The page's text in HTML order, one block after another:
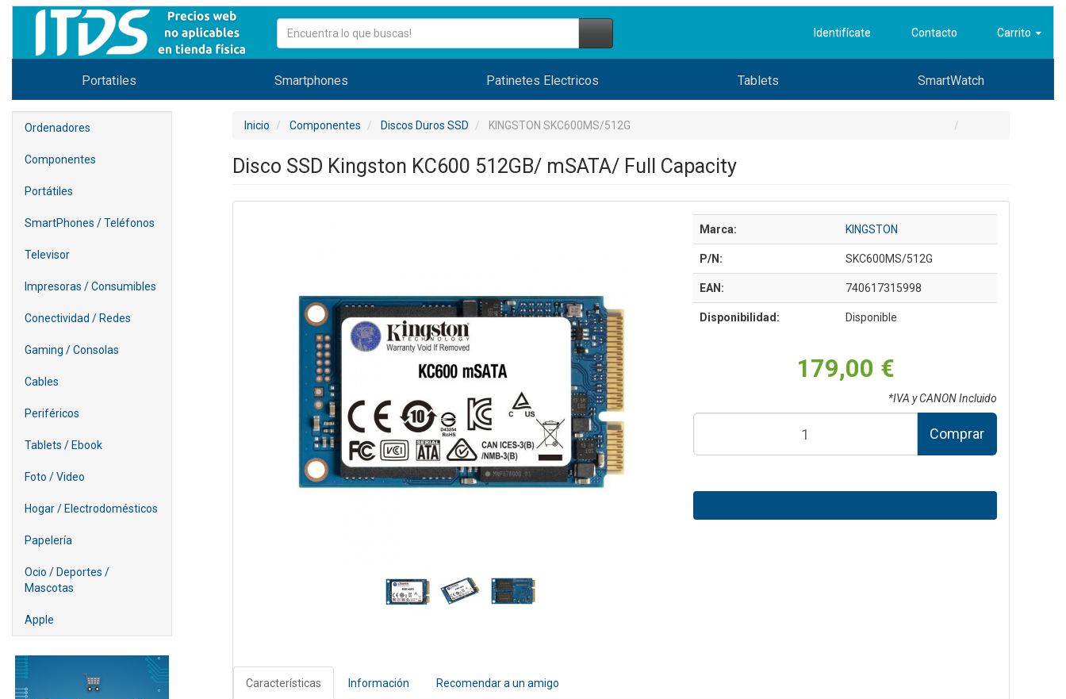
Identifícate Contacto Carrito
Portatiles Smartphones Patinetes Electricos Tablets SmartWatch
Ordenadores
Componentes
Portátiles
SmartPhones / Teléfonos
Televisor
Impresoras / Consumibles
Conectividad / Redes
Gaming / Consolas
Cables
Periféricos
Tablets / Ebook
Foto / Video
Hogar / Electrodomésticos
Papelería
Ocio / Deportes /
Mascotas
Apple
Inicio Componentes Discos Duros SSD KINGSTON SKC600MS/512G
Disco SSD Kingston KC600 512GB/ mSATA/ Full Capacity
Marca: KINGSTON
P/N: SKC600MS/512G
EAN: 740617315998
Disponibilidad: Disponible
179,00 €
*IVA y CANON Incluido
Comprar
Características Información Recomendar a un amigo